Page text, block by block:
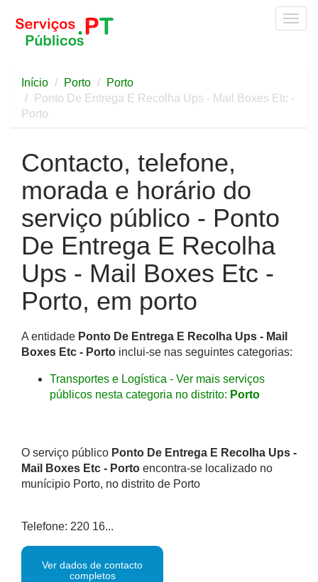
Início Porto
Porto
Ponto De Entrega E Recolha Ups - Mail Boxes Etc -
Porto
Contacto, telefone,
morada e horário do
serviço público - Ponto
De Entrega E Recolha
Ups - Mail Boxes Etc -
Porto, em porto
A entidade Ponto De Entrega E Recolha Ups - Mail
Boxes Etc - Porto inclui-se nas seguintes categorias:
Transportes e Logística - Ver mais serviços
públicos nesta categoria no distrito: Porto
O serviço público Ponto De Entrega E Recolha Ups -
Mail Boxes Etc - Porto encontra-se localizado no
munícipio Porto, no distrito de Porto
Telefone: 220 16...
Ver dados de contacto
completos